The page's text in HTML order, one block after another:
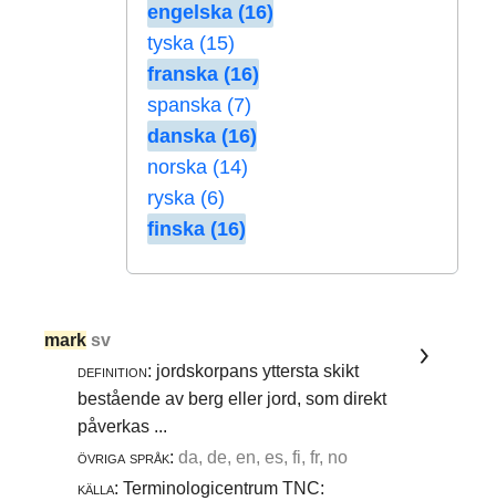
engelska (16)
tyska (15)
franska (16)
spanska (7)
danska (16)
norska (14)
ryska (6)
finska (16)
mark sv
definition: jordskorpans yttersta skikt
bestående av berg eller jord, som direkt
påverkas ...
övriga språk: da, de, en, es, fi, fr, no
källa: Terminologicentrum TNC: